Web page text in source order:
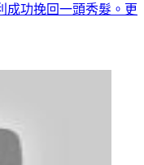
成功挽回一頭秀髮。更